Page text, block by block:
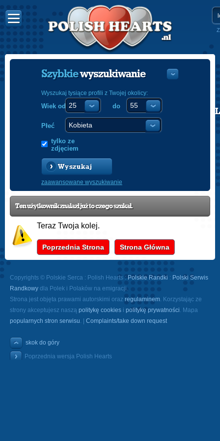
POLISH
Szybkiewyszukiwanie
Wyszukaj tysiące profili z Twojej okolicy:
Wiek od do
Płeć
tylko ze
zdjęciem
Wyszukaj
zaawansowane wyszukiwanie
Ten użytkownik znalazł już to czego szukał.
Teraz Twoja kolej.
Poprzednia Strona Strona Główna
Copyrights © Polskie Serca : Polish Hearts : Polskie Randki : Polski Serwis
Randkowy dla Polek i Polaków na emigracji.
Strona jest objęta prawami autorskimi oraz regulaminem. Korzystając ze
strony akceptujesz naszą politykę cookies i politykę prywatności. Mapa
popularnych stron serwisu. | Complaints/take down request
skok do góry
Poprzednia wersja Polish Hearts